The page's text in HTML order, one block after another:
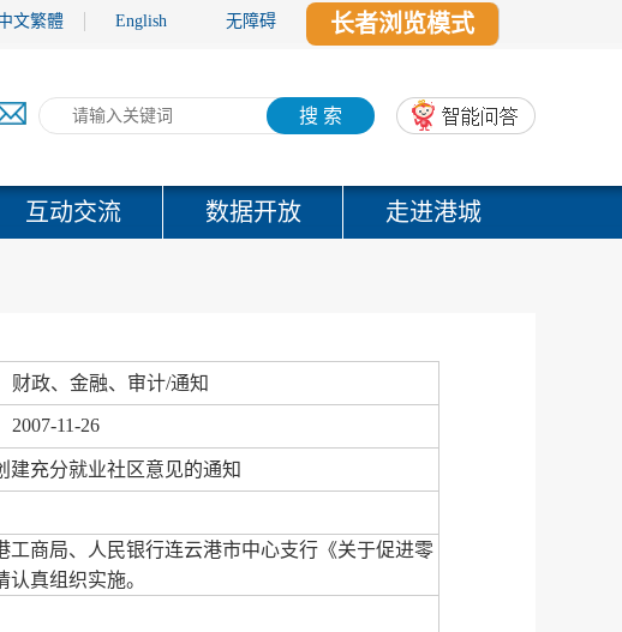
文繁體 English 无障碍 长者浏览模式
搜 索
互动交流 数据开放 走进港城
财政、金融、审计/通知
2007-11-26
建充分就业社区意见的通知
商局、人民银行连云港市中心支行《关于促进零
真组织实施。